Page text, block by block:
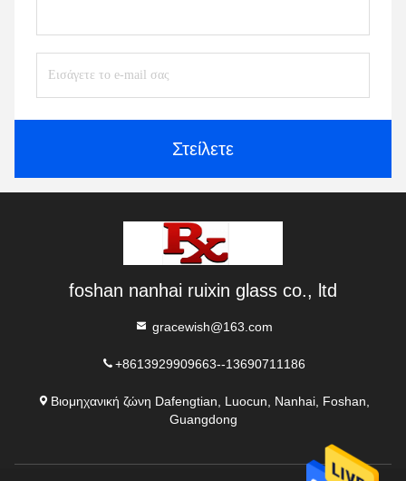
Στείλετε
foshan nanhai ruixin glass co., ltd
gracewish@163.com
+8613929909663--13690711186
Βιομηχανική ζώνη Dafengtian, Luocun, Nanhai, Foshan,
Guangdong